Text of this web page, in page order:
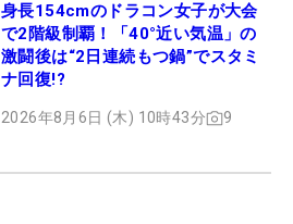
身長154cmのドラコン女子が大会
で2階級制覇！「40°近い気温」の
激闘後は“2日連続もつ鍋”でスタミ
ナ回復!?
2026年8月6日 (木) 10時43分 9